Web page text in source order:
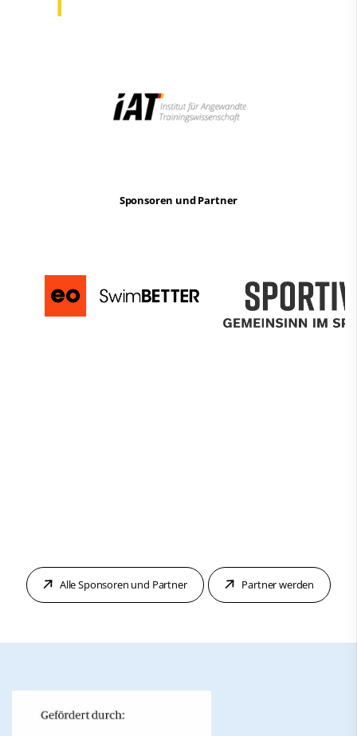
Sponsoren und Partner
Alle Sponsoren und Partner Partner werden